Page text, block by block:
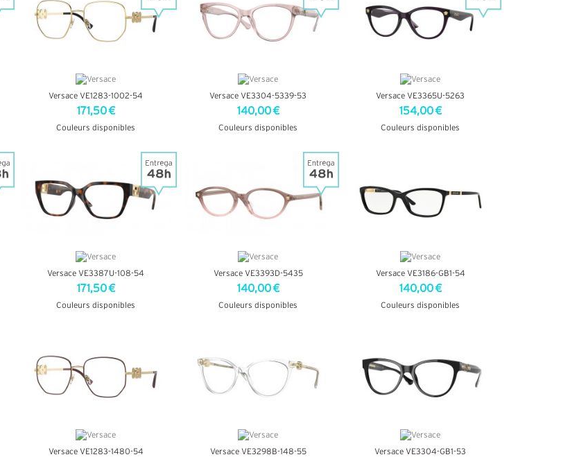
Versace VE1283-1002-54
171,50 €
Couleurs disponibles
Versace VE3304-5339-53
140,00 €
Couleurs disponibles
Versace VE3365U-5263
154,00 €
Couleurs disponibles
Versace VE3387U-108-54
171,50 €
Couleurs disponibles
Versace VE3393D-5435
140,00 €
Couleurs disponibles
Versace VE3186-GB1-54
140,00 €
Couleurs disponibles
Versace VE1283-1480-54 Versace VE3298B-148-55 Versace VE3304-GB1-53